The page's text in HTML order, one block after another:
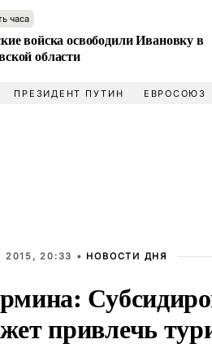
часа
войска освободили Ивановку в
области
ПРЕЗИДЕНТ ПУТИН ЕВРОСОЮЗ
2015, 20:33 • НОВОСТИ ДНЯ
привлечь